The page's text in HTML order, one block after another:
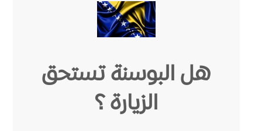
هل البوسنة تستحق
الزيارة ؟